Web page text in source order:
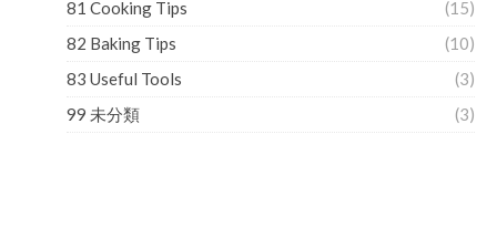
81 Cooking Tips
(15)
82 Baking Tips
(10)
83 Useful Tools
(3)
99 未分類
(3)